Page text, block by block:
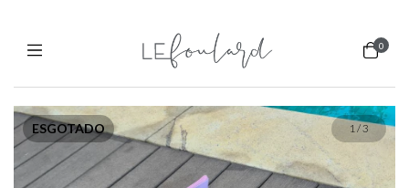
0
ESGOTADO 1/3